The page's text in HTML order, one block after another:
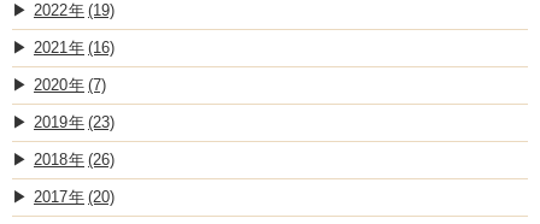
2022 (19)
2021 (16)
2020 (7)
2019 (23)
2018 (26)
2017 (20)